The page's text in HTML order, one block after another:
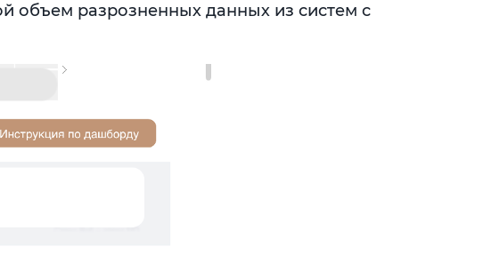
объем разрозненных данных из систем с